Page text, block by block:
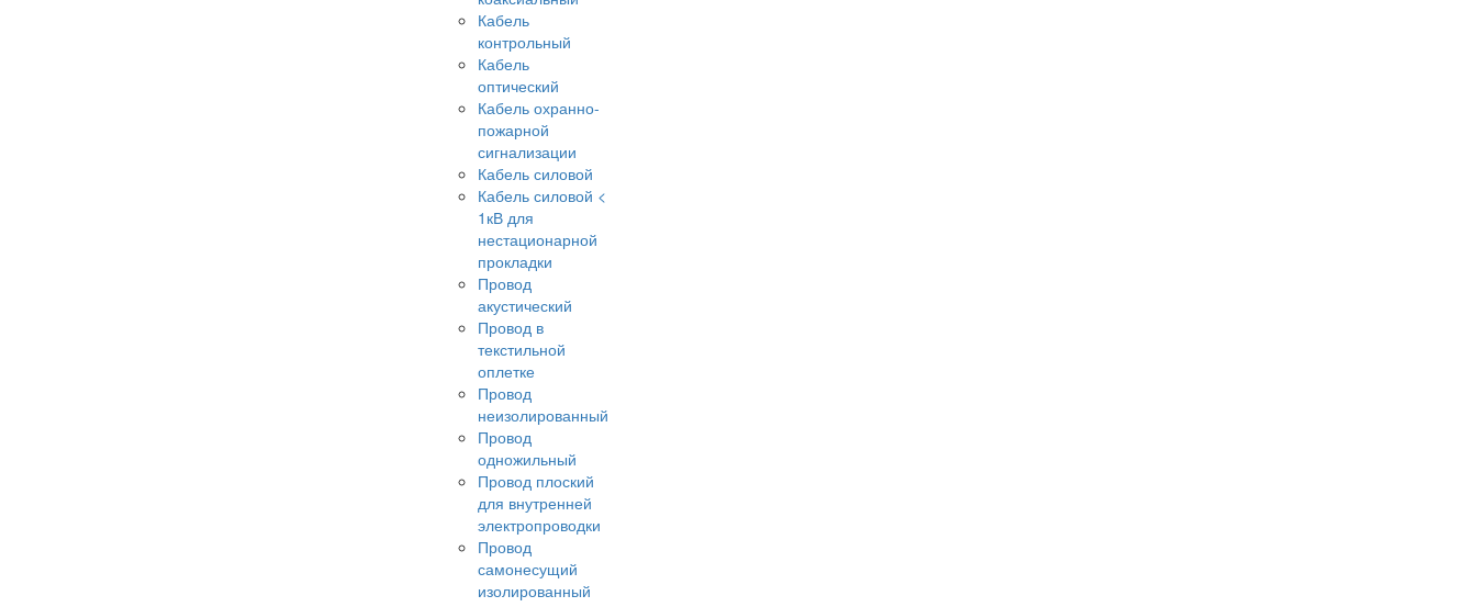
Кабель
контрольный
Кабель
оптический
Кабель охранно-
пожарной
сигнализации
Кабель силовой
Кабель силовой <
1кВ для
нестационарной
прокладки
Провод
акустический
Провод в
текстильной
оплетке
Провод
неизолированный
Провод
одножильный
Провод плоский
для внутренней
электропроводки
Провод
самонесущий
изолированный